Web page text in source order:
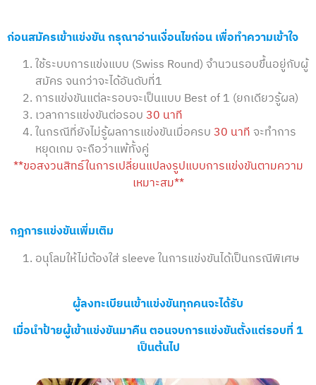
ก่อนสมัครเข้าแข่งขัน กรุณาอ่านเงื่อนไขก่อน เพื่อทำความเข้าใจ
ใช้ระบบการแข่งแบบ (Swiss Round) จำนวนรอบขึ้นอยู่กับผู้
สมัคร จนกว่าจะได้อันดับที่1
การแข่งขันแต่ละรอบจะเป็นแบบ Best of 1 (ยกเดียวรู้ผล)
เวลาการแข่งขันต่อรอบ 30 นาที
ในกรณีที่ยังไม่รู้ผลการแข่งขันเมื่อครบ 30 นาทีจะทำการ
หยุดเกม จะถือว่าแพ้ทั้งคู่
**ขอสงวนสิทธ์ในการเปลี่ยนแปลงรูปแบบการแข่งขันตามความ
เหมาะสม**
กฎการแข่งขันเพิ่มเติม
อนุโลมให้ไม่ต้องใส่ sleeve ในการแข่งขันได้เป็นกรณีพิเศษ
ผู้ลงทะเบียนเข้าแข่งขันทุกคนจะได้รับ
เมื่อนำป้ายผู้เข้าแข่งขันมาคืน ตอนจบการแข่งขันตั้งแต่รอบที่ 1
เป็นต้นไป